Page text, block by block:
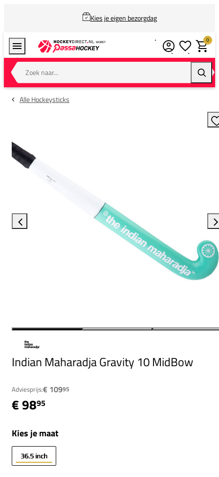
Kies je eigen bezorgdag
Zoek naar...
0
Alle Hockeysticks
Indian Maharadja Gravity 10 MidBow
Adviesprijs:€ 10995
€ 9895
Kies je maat
36.5 inch